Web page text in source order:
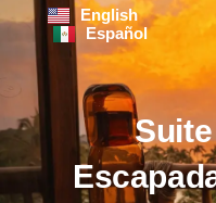
contenido
English
Español